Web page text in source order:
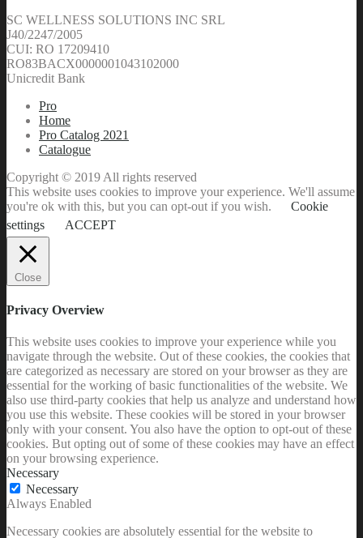
SC WELLNESS SOLUTIONS INC SRL
J40/2247/2005
CUI: RO 17209410
RO83BACX0000001043102000
Unicredit Bank
Pro
Home
Pro Catalog 2021
Catalogue
Copyright © 2019 All rights reserved
This website uses cookies to improve your experience. We'll assume
you're ok with this, but you can opt-out if you wish.
Cookie
settings
ACCEPT
Close
Privacy Overview
This website uses cookies to improve your experience while you
navigate through the website. Out of these cookies, the cookies that
are categorized as necessary are stored on your browser as they are
essential for the working of basic functionalities of the website. We
also use third-party cookies that help us analyze and understand how
you use this website. These cookies will be stored in your browser
only with your consent. You also have the option to opt-out of these
cookies. But opting out of some of these cookies may have an effect
on your browsing experience.
Necessary
Necessary
Always Enabled
Necessary cookies are absolutely essential for the website to